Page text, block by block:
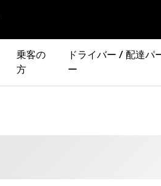
乗客の
方
ドライバー / 配達パ
ー